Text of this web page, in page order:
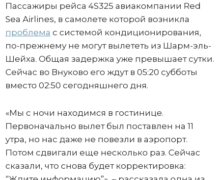
Пассажиры рейса 4S325 авиакомпании Red
Sea Airlines, в самолете которой возникла
проблема с системой кондиционирования,
по-прежнему не могут вылететь из Шарм-эль-
Шейха. Общая задержка уже превышает сутки.
Сейчас во Внуково его ждут в 05:20 субботы
вместо 02:50 сегодняшнего дня.
«Мы с ночи находимся в гостинице.
Первоначально вылет был поставлен на 11
утра, но нас даже не повезли в аэропорт.
Потом сдвигали еще несколько раз. Сейчас
сказали, что снова будет корректировка: